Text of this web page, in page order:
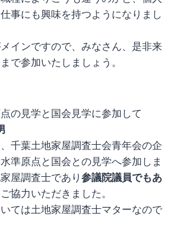
事にも興味を持つようになりまし
インですので、みなさん、是非来
で参加いたしましょう。
点の見学と国会見学に参加して
千葉土地家屋調査士会青年会の企
準原点と国会との見学へ参加しま
屋調査士であり 参議院議員でもあ
協力いただきました。
ては土地家屋調査士マターなので